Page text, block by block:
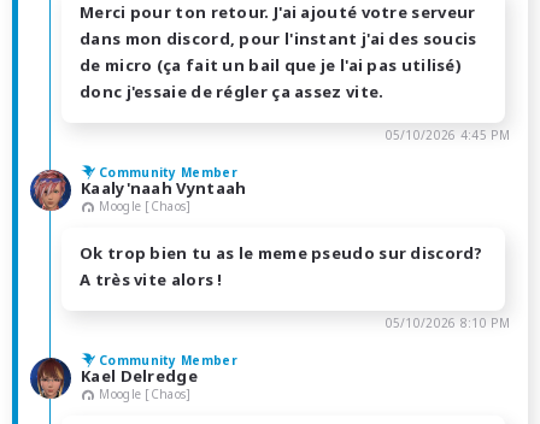
Merci pour ton retour. J'ai ajouté votre serveur
dans mon discord, pour l'instant j'ai des soucis
de micro (ça fait un bail que je l'ai pas utilisé)
donc j'essaie de régler ça assez vite.
05/10/2026 4:45 PM
Community Member
Kaaly'naah Vyntaah
Moogle [Chaos]
Ok trop bien tu as le meme pseudo sur discord?
A très vite alors !
05/10/2026 8:10 PM
Community Member
Kael Delredge
Moogle [Chaos]